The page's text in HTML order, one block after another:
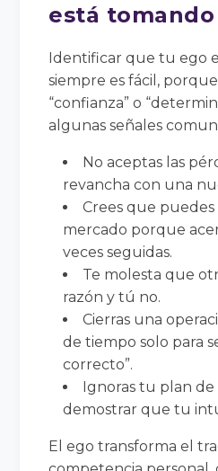
está
Identificar que tu ego
siempre es fácil,
“confianza” o
algunas señales
No aceptas las
revancha con una
Crees que puedes
mercado porque
veces seguidas.
Te molesta que
razón y tú no.
Cierras una
de tiempo solo para
correcto”.
Ignoras tu plan de
demostrar que tu
El ego transforma el